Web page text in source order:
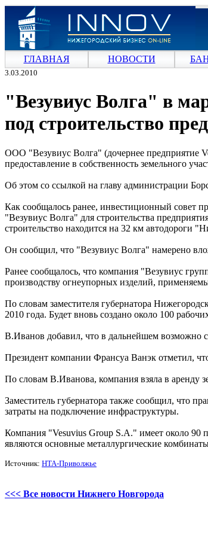
ГЛАВНАЯ НОВОСТИ
3.03.2010
"Везувиус Волга" в
под строительство
ООО "Везувиус Волга" (дочернее предприятие
предоставление в собственность земельного
Об этом со ссылкой на главу администрации
Как сообщалось ранее, инвестиционный совет
"Везувиус Волга" для строительства
строительство находится на 32 км
Он сообщил, что "Везувиус Волга" намерено
Ранее сообщалось, что компания "Везувиус
производству огнеупорных изделий,
По словам заместителя губернатора
2010 года. Будет вновь создано около 100
В.Иванов добавил, что в дальнейшем возможно
Президент компании Франсуа Ванэк отметил,
По словам В.Иванова, компания взяла в аренду
Заместитель губернатора также сообщил, что
затраты на подключение инфраструктуры.
Компания "Vesuvius Group S.A." имеет около 90
являются основные металлургические
Источник: НТА-Приволжье
<<< Все новости Нижнего Новгорода